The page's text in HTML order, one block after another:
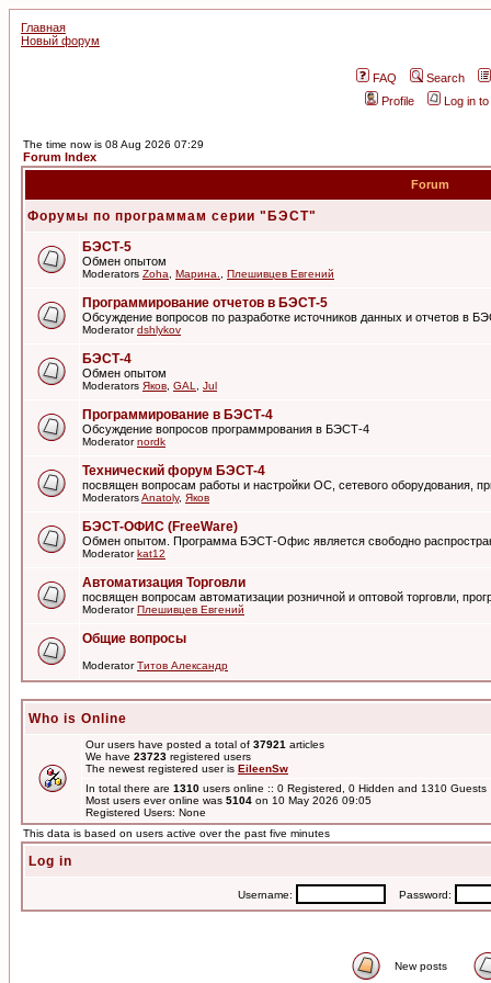
Главная
Новый форум
FAQ
Search
Profile
Log in
The time now is 08 Aug 2026 07:29
Forum Index
Forum
Форумы по программам серии "БЭСТ"
БЭСТ-5
Обмен опытом
Moderators Zoha Марина. Плешивцев Евгений
Программирование отчетов в БЭСТ-5
Обсуждение вопросов по разработке источников данных и отчетов в
Moderatordshlykov
БЭСТ-4
Обмен опытом
Moderators Яков GAL Jul
Программирование в БЭСТ-4
Обсуждение вопросов программрования в БЭСТ-4
Moderatornordk
Технический форум БЭСТ-4
посвящен вопросам работы и настройки ОС, сетевого оборудования,
ModeratorsAnatoly, Яков
БЭСТ-ОФИС (FreeWare)
Обмен опытом. Программа БЭСТ-Офис является свободно
Moderatorkat12
Автоматизация Торговли
посвящен вопросам автоматизации розничной и оптовой торговли,
ModeratorПлешивцев Евгений
Общие вопросы
ModeratorТитов Александр
Who is Online
Our users have posted a total of 37921 articles
We have 23723 registered users
The newest registered user is EileenSw
In total there are 1310 users online :: 0 Registered, 0 Hidden and 1310
Most users ever online was 5104 on 10 May 2026 09:05
Registered Users: None
This data is based on users active over the past five minutes
Log in
Username: Password:
New posts